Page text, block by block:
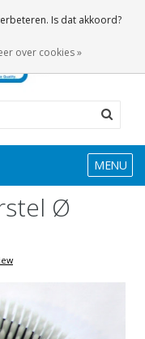
0 Artikelen
MENU
Ø
Is dat akkoord?
over cookies »